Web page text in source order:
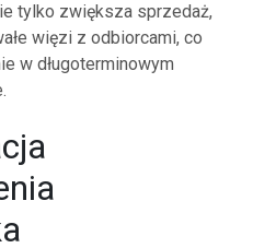
tylko zwiększa sprzedaż,
więzi z odbiorcami, co
w długoterminowym